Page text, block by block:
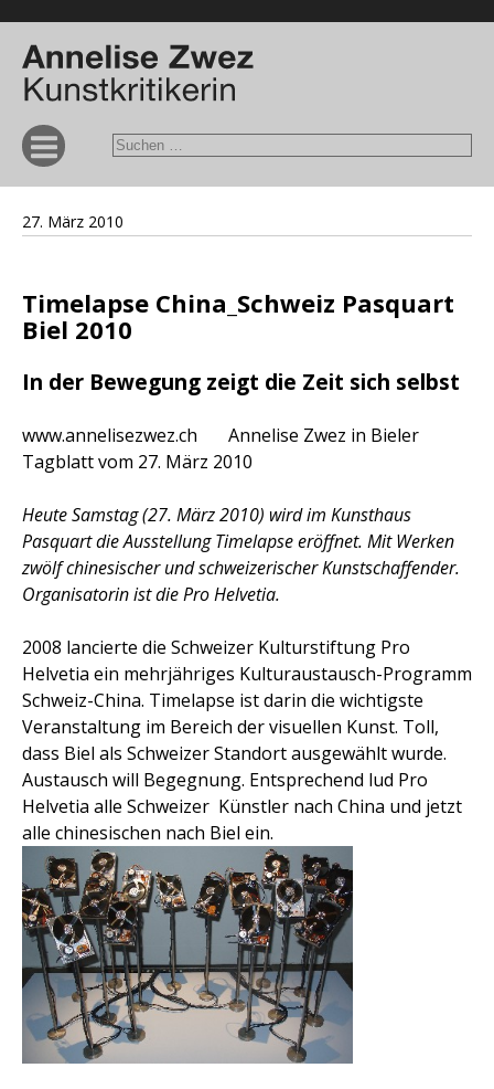
27. März 2010
Timelapse China_Schweiz Pasquart
Biel 2010
In der Bewegung zeigt die Zeit sich selbst
www.annelisezwez.ch Annelise Zwez in Bieler
Tagblatt vom 27. März 2010
Heute Samstag (27. März 2010) wird im Kunsthaus
Pasquart die Ausstellung Timelapse eröffnet. Mit Werken
zwölf chinesischer und schweizerischer Kunstschaffender.
Organisatorin ist die Pro Helvetia.
2008 lancierte die Schweizer Kulturstiftung Pro
Helvetia ein mehrjähriges Kulturaustausch-Programm
Schweiz-China. Timelapse ist darin die wichtigste
Veranstaltung im Bereich der visuellen Kunst. Toll,
dass Biel als Schweizer Standort ausgewählt wurde.
Austausch will Begegnung. Entsprechend lud Pro
Helvetia alle Schweizer Künstler nach China und jetzt
alle chinesischen nach Biel ein.